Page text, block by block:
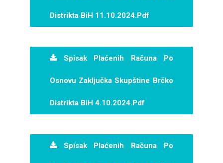
Distrikta BiH 11.10.2024.pdf
Spisak Plaćenih Računa Po
Osnovu Zaključka Skupštine Brčko
Distrikta BiH 4.10.2024.pdf
Spisak Plaćenih Računa Po